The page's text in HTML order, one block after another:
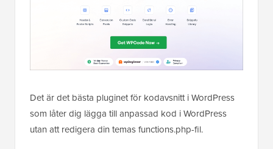
Det är det bästa pluginet för kodavsnitt i WordPress
som låter dig lägga till anpassad kod i WordPress
utan att redigera din temas functions.php-fil.